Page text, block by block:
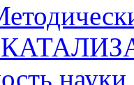
науки